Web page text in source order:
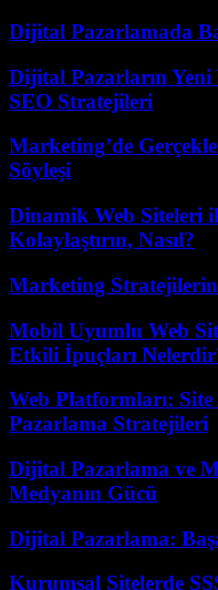
Dijital Pazarlamada
Dijital Pazarların
SEO Stratejileri
Marketing’de
Söyleşi
Dinamik Web Siteleri
Kolaylaştırın, Nasıl?
Marketing
Mobil Uyumlu Web
Etkili İpuçları
Web Platformları:
Pazarlama Stratejileri
Dijital Pazarlama ve
Medyanın Gücü
Dijital Pazarlama:
Kurumsal Sitelerde